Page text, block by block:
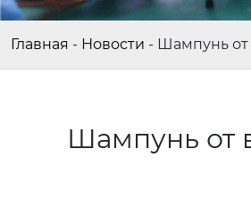
Главная - Новости - Шампунь от
Шампунь от